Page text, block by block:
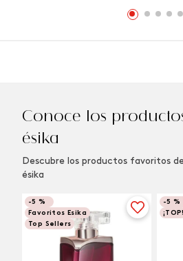
Conoce los
ésika
Descubre los productos favoritos
ésika
-5 %
Favoritos Esika
Top Sellers
-5 %
¡TOP!